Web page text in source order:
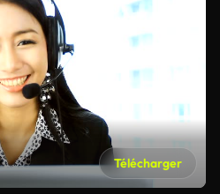
Télécharger